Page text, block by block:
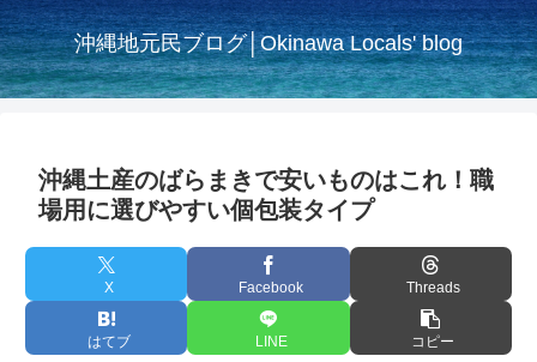
沖縄地元民ブログ│Okinawa Locals' blog
沖縄土産のばらまきで安いものはこれ！職
場用に選びやすい個包装タイプ
X Facebook Threads
はてブ LINE コピー